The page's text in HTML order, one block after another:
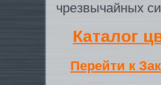
чрезвычайных
Каталог
Перейти к